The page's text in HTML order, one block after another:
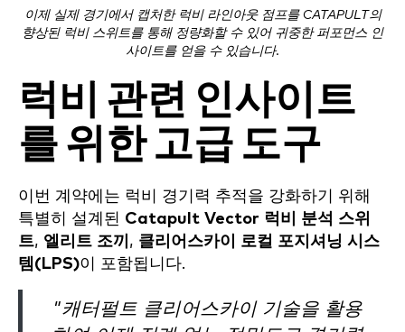
이제 실제 경기에서 캡처한 럭비 라인아웃 점프를 CATAPULT의
향상된 럭비 스위트를 통해 정량화할 수 있어 귀중한 퍼포먼스 인
사이트를 얻을 수 있습니다.
럭비 관련 인사이트
를 위한 고급 도구
이번 계약에는 럭비 경기력 추적을 강화하기 위해
특별히 설계된 Catapult Vector 럭비 분석 스위
트, 엘리트 조끼 , 클리어스카이 로컬 포지셔닝 시스
템(LPS)이 포함됩니다.
"캐터펄트 클리어스카이 기술을 활용